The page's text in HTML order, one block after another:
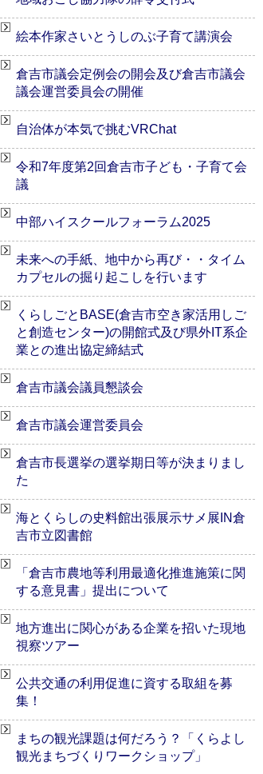
絵本作家さいとうしのぶ子育て講演会
倉吉市議会定例会の開会及び倉吉市議会
議会運営委員会の開催
自治体が本気で挑むVRChat
令和7年度第2回倉吉市子ども・子育て会
議
中部ハイスクールフォーラム2025
未来への手紙、地中から再び・・タイム
カプセルの掘り起こしを行います
くらしごとBASE(倉吉市空き家活用しご
と創造センター)の開館式及び県外IT系企
業との進出協定締結式
倉吉市議会議員懇談会
倉吉市議会運営委員会
倉吉市長選挙の選挙期日等が決まりまし
た
海とくらしの史料館出張展示サメ展IN倉
吉市立図書館
「倉吉市農地等利用最適化推進施策に関
する意見書」提出について
地方進出に関心がある企業を招いた現地
視察ツアー
公共交通の利用促進に資する取組を募
集！
まちの観光課題は何だろう？「くらよし
観光まちづくりワークショップ」